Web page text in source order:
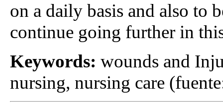
on a daily basis and also to
continue going further in
Keywords: wounds and
nursing, nursing care